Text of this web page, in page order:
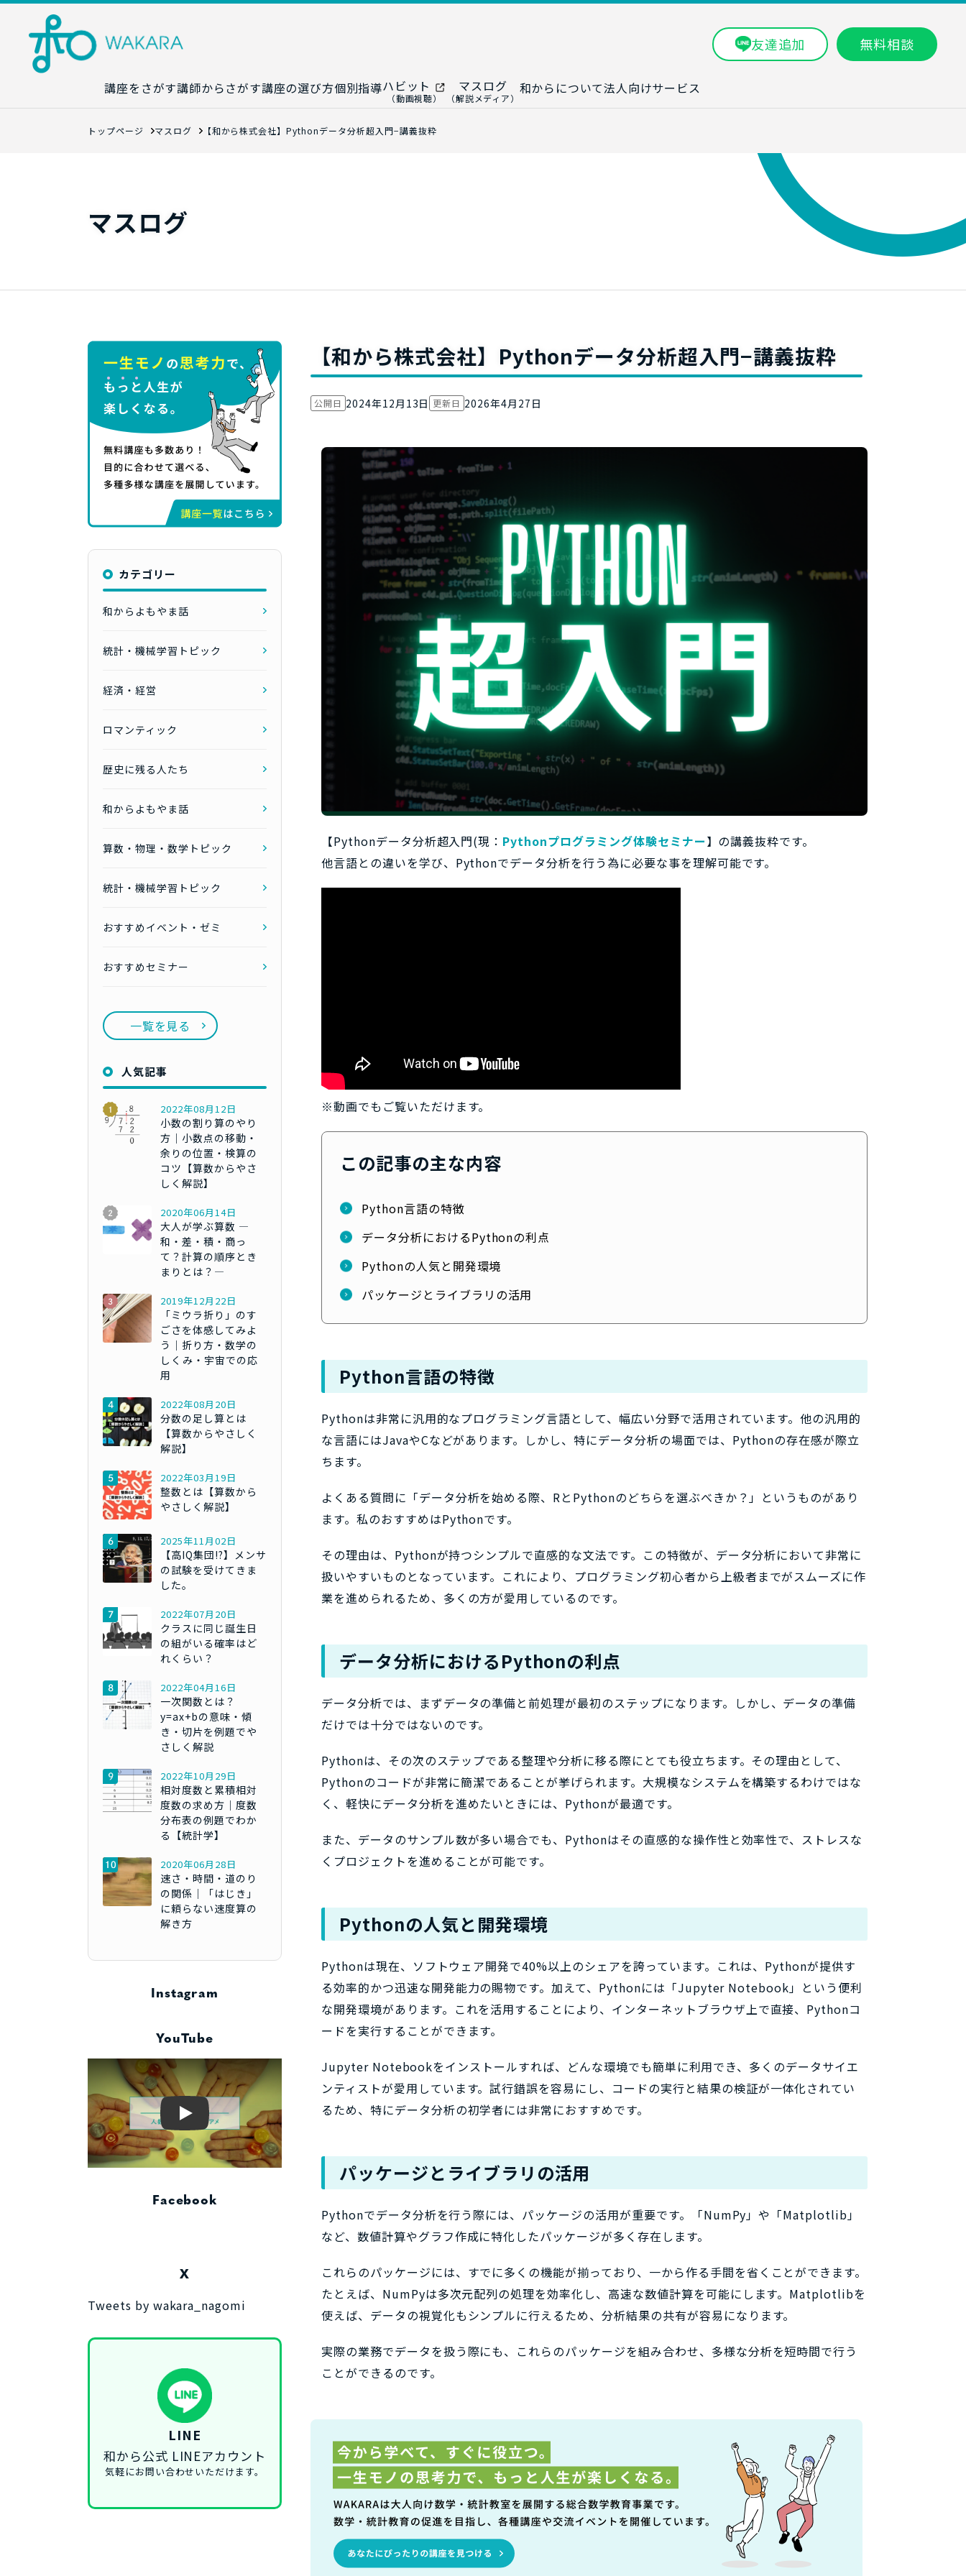
友達追加 無料相談
講座をさがす講師からさがす講座の選び方
講座カレンダー
個別指導
生成AI教室
ハビット
（動画視聴）
マスログ
（解説メディア）
和からについて法人向けサービス
トップページ マスログ 【和から株式会社】Pythonデータ分析超入門−講義抜粋
マスログ
【和から株式会社】Pythonデータ分析超入門−講義抜粋
公開日 2024年12月13日 更新日 2026年4月27日
【Pythonデータ分析超入門(現： Pythonプログラミング体験セミナー】の講義抜粋です。
他言語との違いを学び、Pythonでデータ分析を行う為に必要な事を理解可能です。
※動画でもご覧いただけます。
この記事の主な内容
Python言語の特徴
データ分析におけるPythonの利点
Pythonの人気と開発環境
パッケージとライブラリの活用
Python言語の特徴
Pythonは非常に汎用的なプログラミング言語として、幅広い分野で活用されています。他の汎用的
な言語にはJavaやCなどがあります。しかし、特にデータ分析の場面では、Pythonの存在感が際立
ちます。
よくある質問に「データ分析を始める際、RとPythonのどちらを選ぶべきか？」というものがあり
ます。私のおすすめはPythonです。
その理由は、Pythonが持つシンプルで直感的な文法です。この特徴が、データ分析において非常に
扱いやすいものとなっています。これにより、プログラミング初心者から上級者までがスムーズに作
業を進められるため、多くの方が愛用しているのです。
データ分析におけるPythonの利点
データ分析では、まずデータの準備と前処理が最初のステップになります。しかし、データの準備
だけでは十分ではないのです。
Pythonは、その次のステップである整理や分析に移る際にとても役立ちます。その理由として、
Pythonのコードが非常に簡潔であることが挙げられます。大規模なシステムを構築するわけではな
く、軽快にデータ分析を進めたいときには、Pythonが最適です。
また、データのサンプル数が多い場合でも、Pythonはその直感的な操作性と効率性で、ストレスな
くプロジェクトを進めることが可能です。
Pythonの人気と開発環境
Pythonは現在、ソフトウェア開発で40%以上のシェアを誇っています。これは、Pythonが提供す
る効率的かつ迅速な開発能力の賜物です。加えて、Pythonには「Jupyter Notebook」という便利
な開発環境があります。これを活用することにより、インターネットブラウザ上で直接、Pythonコ
ードを実行することができます。
Jupyter Notebookをインストールすれば、どんな環境でも簡単に利用でき、多くのデータサイエ
ンティストが愛用しています。試行錯誤を容易にし、コードの実行と結果の検証が一体化されてい
るため、特にデータ分析の初学者には非常におすすめです。
パッケージとライブラリの活用
Pythonでデータ分析を行う際には、パッケージの活用が重要です。「NumPy」や「Matplotlib」
など、数値計算やグラフ作成に特化したパッケージが多く存在します。
これらのパッケージには、すでに多くの機能が揃っており、一から作る手間を省くことができます。
たとえば、NumPyは多次元配列の処理を効率化し、高速な数値計算を可能にします。Matplotlibを
使えば、データの視覚化もシンプルに行えるため、分析結果の共有が容易になります。
実際の業務でデータを扱う際にも、これらのパッケージを組み合わせ、多様な分析を短時間で行う
ことができるのです。
カテゴリー
和からよもやま話
統計・機械学習トピック
経済・経営
ロマンティック
歴史に残る人たち
和からよもやま話
算数・物理・数学トピック
統計・機械学習トピック
おすすめイベント・ゼミ
おすすめセミナー
一覧を見る
人気記事
2022年08月12日
小数の割り算のやり
方｜小数点の移動・
余りの位置・検算の
コツ【算数からやさ
しく解説】
2020年06月14日
大人が学ぶ算数 ―
和・差・積・商っ
て？計算の順序とき
まりとは？―
2019年12月22日
「ミウラ折り」のす
ごさを体感してみよ
う｜折り方・数学の
しくみ・宇宙での応
用
2022年08月20日
分数の足し算とは
【算数からやさしく
解説】
2022年03月19日
整数とは【算数から
やさしく解説】
2025年11月02日
【高IQ集団!?】メンサ
の試験を受けてきま
した。
2022年07月20日
クラスに同じ誕生日
の組がいる確率はど
れくらい？
2022年04月16日
一次関数とは？
y=ax+bの意味・傾
き・切片を例題でや
さしく解説
2022年10月29日
相対度数と累積相対
度数の求め方｜度数
分布表の例題でわか
る【統計学】
2020年06月28日
速さ・時間・道のり
の関係｜「はじき」
に頼らない速度算の
解き方
Instagram
YouTube
Play
Facebook
X
Tweets by wakara_nagomi
LINE
和から公式 LINEアカウント
気軽にお問い合わせいただけます。